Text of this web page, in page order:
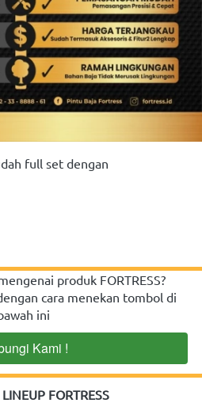
full set dengan
produk FORTRESS?
cara menekan tombol di
ini
Kami !
FORTRESS